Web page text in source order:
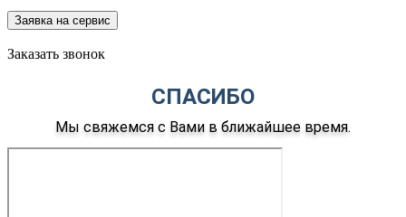
Заявка на сервис
Заказать звонок
СПАСИБО
Мы свяжемся с Вами в ближайшее время.